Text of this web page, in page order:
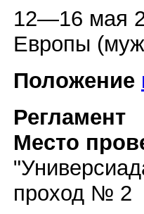
12—16 мая
Европы
Положение
Регламент
Место
проход № 2